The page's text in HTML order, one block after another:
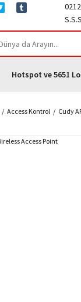
S.S.S
Hotspot ve 5651
Access Kontrol Cudy